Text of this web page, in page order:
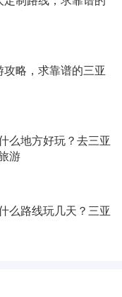
略，求靠谱的三亚
么地方好玩？去三亚
游
么路线玩几天？三亚